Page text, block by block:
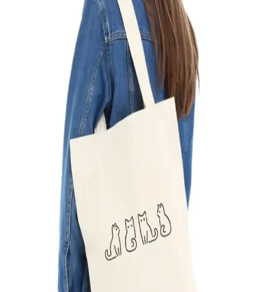
Çınar Bez Çanta ve daystore Strawberry Fields makyaj çantalarının
özellikleri, kullanıcı yorumları ve kullanım alanları detaylı şekilde
incelenerek karşılaştırıldı.
Çınar Bez Çanta Çiçek Desenli Doğal Kumaş Kadın
Plaj ve Günlük Kullanım Çantası
Çınar Bez Çanta, hafifliği, geniş hacmi ve şık tasarımıyla günlük
kullanım ve plaj için ideal doğal kumaş çanta, dayanıklılık ve estetik
Çınar Bez Çanta: Sürdürülebilir ve Şık Günlük
Kullanım Çantası Özellikleri
Çınar Bez Çanta, %100 pamuk, dayanıklı ve şık tasarımıyla günlük
ihtiyaçlarınızı karşılayan çevreci bir alternatif olup, uzun ömürlü ve
sürdürülebilir kullanım sağlar.
Çınar Bez Çanta Karşılaştırması: Polen Baskılı
Siyah ve Vintage Güneş Ay Tasarımları
İki farklı Çınar bez çantasını karşılaştırıyoruz: Polen baskılı siyah ve
vintage güneş ay tasarımlı modeller. Her ikisi de doğal, yıkanabilir
ve günlük kullanım için uygun, tasarım ve kullanım özellikleriyle